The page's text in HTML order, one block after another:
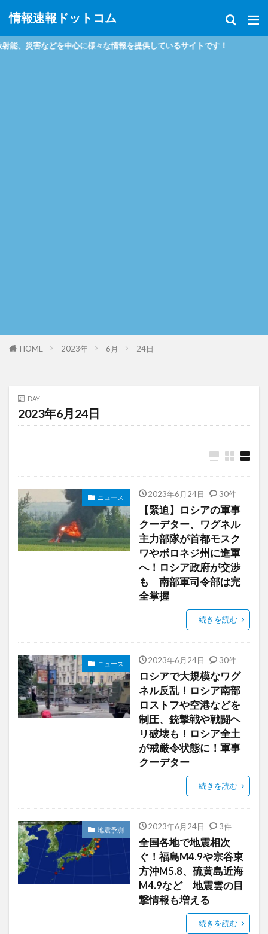
情報速報ドットコム
害などを中心に様々な情報を提供しているサイトです！
HOME 2023年 6月 24日
DAY
2023年6月24日
ニュース 2023年6月24日 30件
【緊迫】ロシアの軍事
クーデター、ワグネル
主力部隊が首都モスク
ワやボロネジ州に進軍
へ！ロシア政府が交渉
も 南部軍司令部は完
全掌握
続きを読む
ニュース 2023年6月24日 30件
ロシアで大規模なワグ
ネル反乱！ロシア南部
ロストフや空港などを
制圧、銃撃戦や戦闘ヘ
リ破壊も！ロシア全土
が戒厳令状態に！軍事
クーデター
続きを読む
地震予測 2023年6月24日 3件
全国各地で地震相次
ぐ！福島M4.9や宗谷東
方沖M5.8、硫黄島近海
M4.9など 地震雲の目
撃情報も増える
続きを読む